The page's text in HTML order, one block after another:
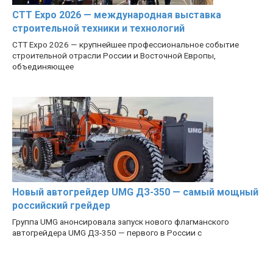
CTT Expo 2026 — международная выставка
строительной техники и технологий
CTT Expo 2026 — крупнейшее профессиональное событие
строительной отрасли России и Восточной Европы,
объединяющее
Новый автогрейдер UMG ДЗ-350 — самый мощный
российский грейдер
Группа UMG анонсировала запуск нового флагманского
автогрейдера UMG ДЗ-350 — первого в России с